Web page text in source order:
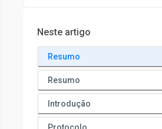
Neste artigo
Resumo
Resumo
Introdução